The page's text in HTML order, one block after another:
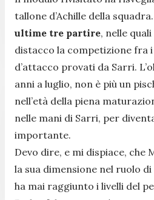
tallone d’Achille della squadra.
ultime tre partire, nelle
distacco la competizione fra
d’attacco provati da Sarri.
anni a luglio, non è più un
nell’età della piena
nelle mani di Sarri, per
importante.
Devo dire, e mi dispiace, che
la sua dimensione nel ruolo
ha mai raggiunto i livelli del